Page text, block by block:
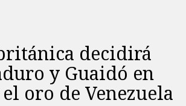
decidirá
y Guaidó en
oro de Venezuela